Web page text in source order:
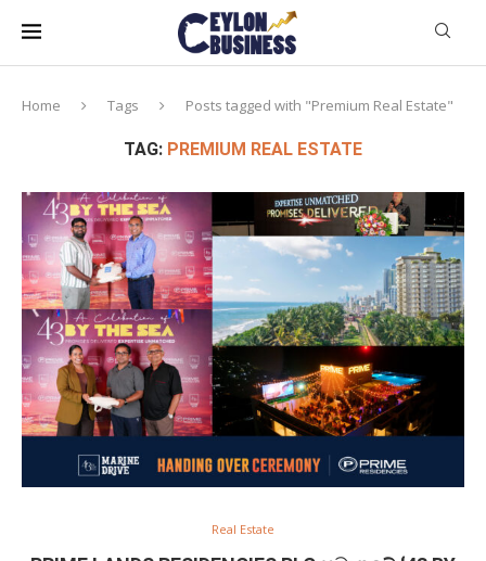
Home Tags Posts tagged with "Premium Real Estate"
TAG: PREMIUM REAL ESTATE
Real Estate